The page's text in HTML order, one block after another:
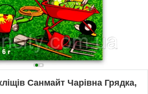
Санмайт Чарівна Грядка,